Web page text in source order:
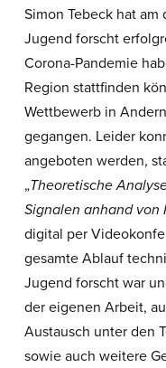
Simon Tebeck hat
Jugend forscht
Corona-Pandemie
Region stattfinden
Wettbewerb in
gegangen. Leider
angeboten werden,
„Theoretische
Signalen anhand von
digital per
gesamte Ablauf
Jugend forscht war
der eigenen Arbeit,
Austausch unter den
sowie auch weitere